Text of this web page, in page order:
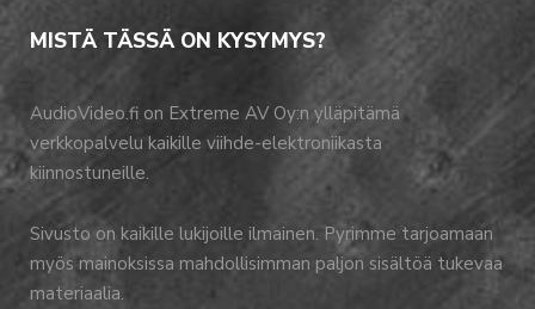
MISTÄ TÄSSÄ ON KYSYMYS?
AudioVideo.fi on Extreme AV Oy:n ylläpitämä
verkkopalvelu kaikille viihde-elektroniikasta
kiinnostuneille.
Sivusto on kaikille lukijoille ilmainen. Pyrimme tarjoamaan
myös mainoksissa mahdollisimman paljon sisältöä tukevaa
materiaalia.